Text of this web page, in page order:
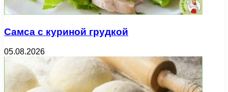
Самса с куриной грудкой
05.08.2026